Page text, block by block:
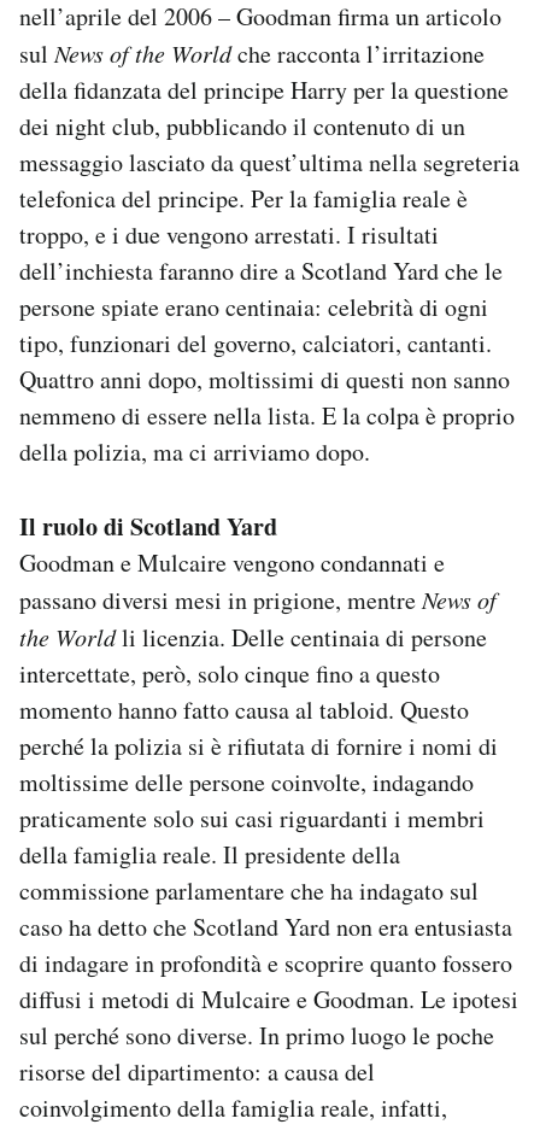
nell’aprile del 2006 – Goodman firma un articolo
sulNews of the Worldche racconta l’irritazione
della fidanzata del principe Harry per la questione
dei night club, pubblicando il contenuto di un
messaggio lasciato da quest’ultima nella segreteria
telefonica del principe. Per la famiglia reale è
troppo, e i due vengono arrestati. I risultati
dell’inchiesta faranno dire a Scotland Yard che le
persone spiate erano centinaia: celebrità di ogni
tipo, funzionari del governo, calciatori, cantanti.
Quattro anni dopo, moltissimi di questi non sanno
nemmeno di essere nella lista. E la colpa è proprio
della polizia, ma ci arriviamo dopo.
Il ruolo di Scotland Yard
Goodman e Mulcaire vengono condannati e
passano diversi mesi in prigione, mentreNews of
the Worldli licenzia. Delle centinaia di persone
intercettate, però, solo cinque fino a questo
momento hanno fatto causa al tabloid. Questo
perché la polizia si è rifiutata di fornire i nomi di
moltissime delle persone coinvolte, indagando
praticamente solo sui casi riguardanti i membri
della famiglia reale. Il presidente della
commissione parlamentare che ha indagato sul
caso ha detto che Scotland Yard non era entusiasta
di indagare in profondità e scoprire quanto fossero
diffusi i metodi di Mulcaire e Goodman. Le ipotesi
sul perché sono diverse. In primo luogo le poche
risorse del dipartimento: a causa del
coinvolgimento della famiglia reale, infatti,